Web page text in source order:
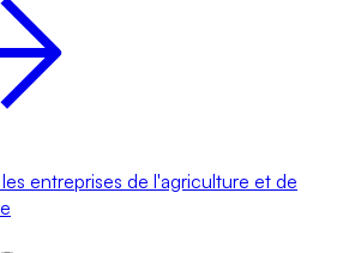
entreprises de l'agriculture et de